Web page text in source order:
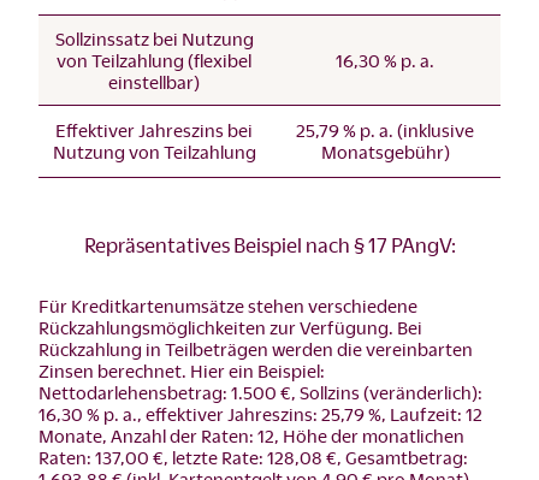
Sollzinssatz bei Nutzung
von Teilzahlung (flexibel
einstellbar)
16,30 % p. a.
Effektiver Jahreszins bei
Nutzung von Teilzahlung
25,79 % p. a. (inklusive
Monatsgebühr)
Repräsentatives Beispiel nach § 17 PAngV:
Für Kreditkartenumsätze stehen verschiedene
Rückzahlungsmöglichkeiten zur Verfügung. Bei
Rückzahlung in Teilbeträgen werden die vereinbarten
Zinsen berechnet. Hier ein Beispiel:
Nettodarlehensbetrag: 1.500 €, Sollzins (veränderlich):
16,30 % p. a., effektiver Jahreszins: 25,79 %, Laufzeit: 12
Monate, Anzahl der Raten: 12, Höhe der monatlichen
Raten: 137,00 €, letzte Rate: 128,08 €, Gesamtbetrag: